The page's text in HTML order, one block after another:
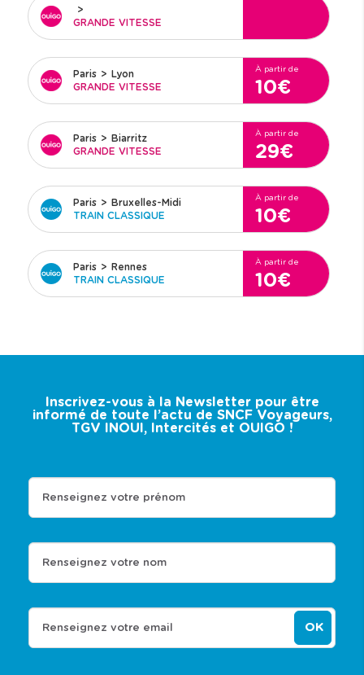
>
GRANDE VITESSE
Paris > Lyon
GRANDE VITESSE
À partir de
10€
Paris > Biarritz
GRANDE VITESSE
À partir de
29€
Paris > Bruxelles-Midi
TRAIN CLASSIQUE
À partir de
10€
Paris > Rennes
TRAIN CLASSIQUE
À partir de
10€
Inscrivez-vous à la Newsletter pour être
informé de toute l’actu de SNCF Voyageurs,
TGV INOUI, Intercités et OUIGO !
Renseignez votre prénom
Renseignez votre nom
Renseignez votre email OK